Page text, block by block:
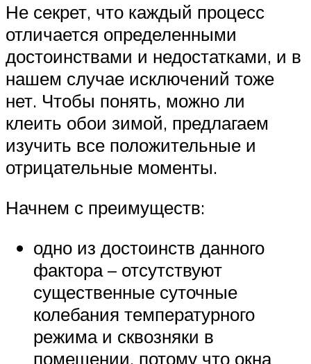
Не секрет, что каждый процесс
отличается определенными
достоинствами и недостатками, и в
нашем случае исключений тоже
нет. Чтобы понять, можно ли
клеить обои зимой, предлагаем
изучить все положительные и
отрицательные моменты.
Начнем с преимуществ:
одно из достоинств данного
фактора – отсутствуют
существенные суточные
колебания температурного
режима и сквозняки в
помещении, потому что окна